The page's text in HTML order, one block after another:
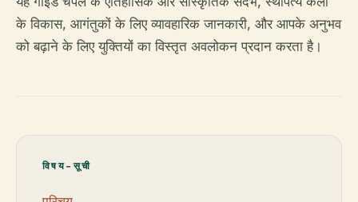
के विकास, आगंतुकों के लिए व्यावहारिक जानकारी, और आपके अनुभव
को बढ़ाने के लिए युक्तियों का विस्तृत अवलोकन प्रदान करता है।
विषय-सूची